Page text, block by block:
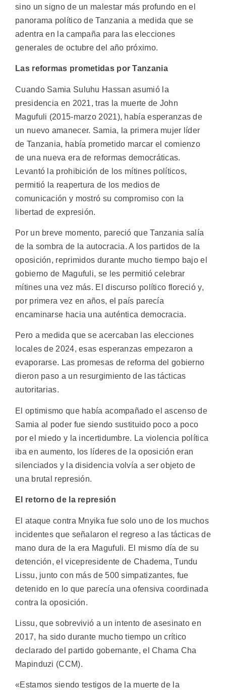
sino un signo de un malestar más profundo en el
panorama político de Tanzania a medida que se
adentra en la campaña para las elecciones
generales de octubre del año próximo.
Las reformas prometidas por Tanzania
Cuando Samia Suluhu Hassan asumió la
presidencia en 2021, tras la muerte de John
Magufuli (2015-marzo 2021), había esperanzas de
un nuevo amanecer. Samia, la primera mujer líder
de Tanzania, había prometido marcar el comienzo
de una nueva era de reformas democráticas.
Levantó la prohibición de los mítines políticos,
permitió la reapertura de los medios de
comunicación y mostró su compromiso con la
libertad de expresión.
Por un breve momento, pareció que Tanzania salía
de la sombra de la autocracia. A los partidos de la
oposición, reprimidos durante mucho tiempo bajo el
gobierno de Magufuli, se les permitió celebrar
mítines una vez más. El discurso político floreció y,
por primera vez en años, el país parecía
encaminarse hacia una auténtica democracia.
Pero a medida que se acercaban las elecciones
locales de 2024, esas esperanzas empezaron a
evaporarse. Las promesas de reforma del gobierno
dieron paso a un resurgimiento de las tácticas
autoritarias.
El optimismo que había acompañado el ascenso de
Samia al poder fue siendo sustituido poco a poco
por el miedo y la incertidumbre. La violencia política
iba en aumento, los líderes de la oposición eran
silenciados y la disidencia volvía a ser objeto de
una brutal represión.
El retorno de la represión
El ataque contra Mnyika fue solo uno de los muchos
incidentes que señalaron el regreso a las tácticas de
mano dura de la era Magufuli. El mismo día de su
detención, el vicepresidente de Chadema, Tundu
Lissu, junto con más de 500 simpatizantes, fue
detenido en lo que parecía una ofensiva coordinada
contra la oposición.
Lissu, que sobrevivió a un intento de asesinato en
2017, ha sido durante mucho tiempo un crítico
declarado del partido gobernante, el Chama Cha
Mapinduzi (CCM).
«Estamos siendo testigos de la muerte de la